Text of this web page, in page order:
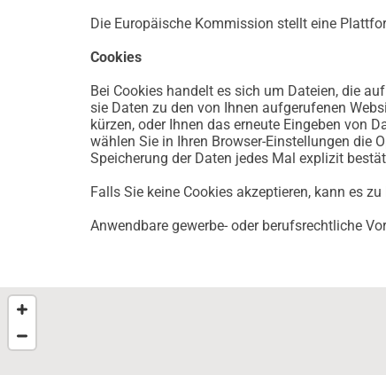
Die Europäische Kommission stellt eine
Cookies
Bei Cookies handelt es sich um Dateien, die
sie Daten zu den von Ihnen aufgerufenen
kürzen, oder Ihnen das erneute Eingeben von
wählen Sie in Ihren Browser-Einstellungen die
Speicherung der Daten jedes Mal explizit
Falls Sie keine Cookies akzeptieren, kann es
Anwendbare gewerbe- oder berufsrechtliche